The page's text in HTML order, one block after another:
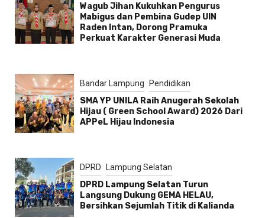
Wagub Jihan Kukuhkan Pengurus
Mabigus dan Pembina Gudep UIN
Raden Intan, Dorong Pramuka
Perkuat Karakter Generasi Muda
Bandar Lampung Pendidikan
SMA YP UNILA Raih Anugerah Sekolah
Hijau ( Green School Award) 2026 Dari
APPeL Hijau Indonesia
DPRD Lampung Selatan
DPRD Lampung Selatan Turun
Langsung Dukung GEMA HELAU,
Bersihkan Sejumlah Titik di Kalianda